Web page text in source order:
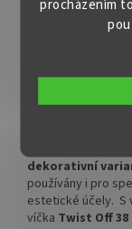
procházením
Šroubovací
zavařování
pečených čajů,
pomazánek, malé
jiných
nás vybere
dekorativní
používány i pro
estetické účely. S
víčka Twist Off